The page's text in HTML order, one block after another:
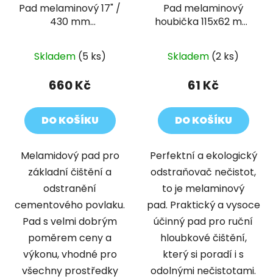
Pad melaminový 17" /
430 mm
Skladem (5 ks)
660 Kč
DO KOŠÍKU
Melamidový pad pro
základní čištění a
odstranění
cementového povlaku.
Pad s velmi dobrým
poměrem ceny a
výkonu, vhodné pro
všechny prostředky
Pad melaminový
houbička 115x62 mm
Skladem (2 ks)
61 Kč
DO KOŠÍKU
Perfektní a ekologický
odstraňovač nečistot,
to je melaminový
pad. Praktický a vysoce
účinný pad pro ruční
hloubkové čištění,
který si poradí i s
odolnými nečistotami.